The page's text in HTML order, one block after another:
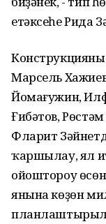
етәксеһе Рида
Марсель
Йомағужин,
Ғибәтов,
Фларит
ҡаршылау, ял
ойоштороу
янына көҙөн